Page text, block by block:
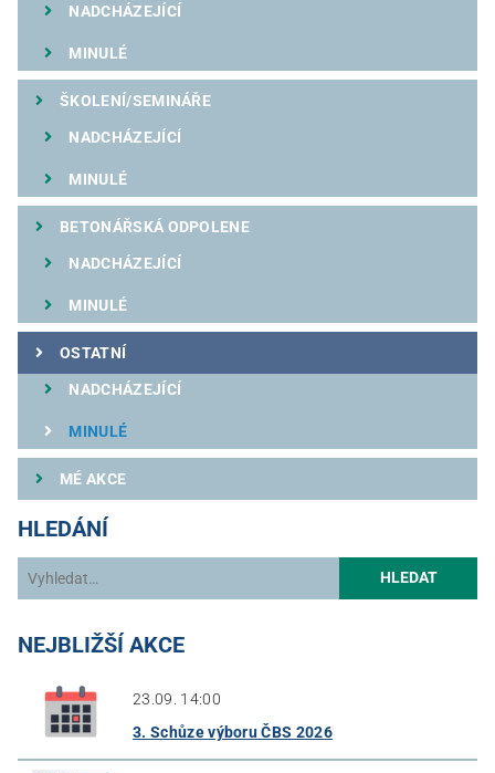
NADCHÁZEJÍCÍ
MINULÉ
ŠKOLENÍ/SEMINÁŘE
NADCHÁZEJÍCÍ
MINULÉ
BETONÁŘSKÁ ODPOLENE
NADCHÁZEJÍCÍ
MINULÉ
OSTATNÍ
NADCHÁZEJÍCÍ
MINULÉ
MÉ AKCE
HLEDÁNÍ
HLEDAT
NEJBLIŽŠÍ AKCE
23.09. 14:00
3. Schůze výboru ČBS 2026